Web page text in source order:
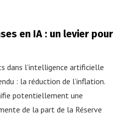
en IA : un levier pour
dans l’intelligence artificielle
: la réduction de l’inflation.
potentiellement une
de la part de la Réserve